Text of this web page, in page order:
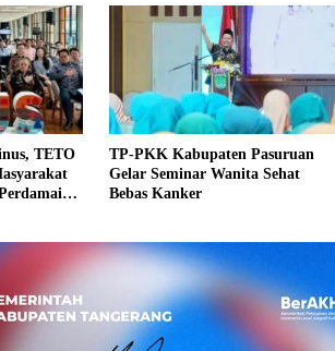
TETO
TP-PKK Kabupaten Pasuruan
Gelar Seminar Wanita Sehat
Bebas Kanker